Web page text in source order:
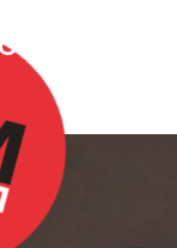
Omdenken